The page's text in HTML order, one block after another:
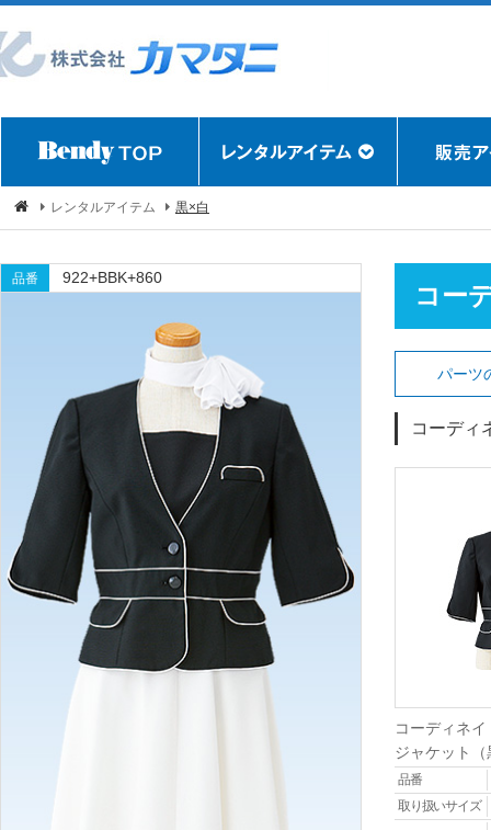
レンタルアイテム 黒×白
品番 922+BBK+860
コー
パーツ
コーディ
コーディネ
ジャケット（
品番
取り扱いサイズ